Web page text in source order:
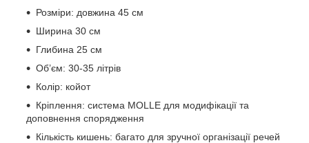
Розміри: довжина 45 см
Ширина 30 см
Глибина 25 см
Об’єм: 30-35 літрів
Колір: койот
Кріплення: система MOLLE для модифікації та
доповнення спорядження
Кількість кишень: багато для зручної організації речей